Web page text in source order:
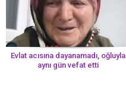
Evlat acısına dayanamadı, oğluyla
aynı gün vefat etti